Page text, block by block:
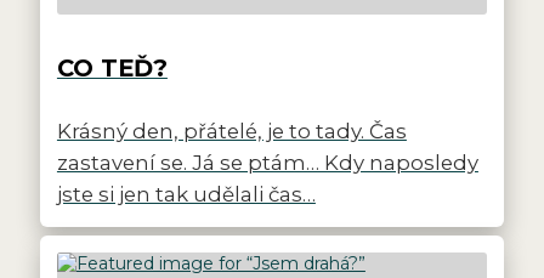
CO TEĎ?
Krásný den, přátelé, je to tady. Čas
zastavení se. Já se ptám… Kdy naposledy
jste si jen tak udělali čas…